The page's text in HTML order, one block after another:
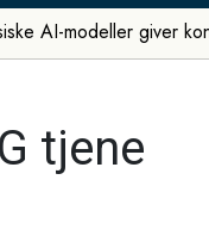
AI-modeller giver
tjene